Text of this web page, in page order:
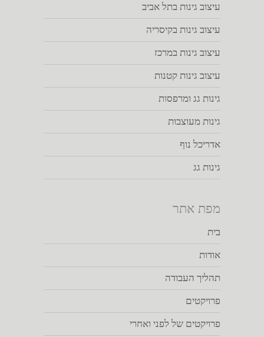
עיצוב גינות בתל אביב
עיצוב גינות בקיסריה
עיצוב גינות במרכז
עיצוב גינות קטנות
גינות גג ומרפסות
גינות מעוצבות
אדריכל נוף
גינות גג
מפת אתר
בית
אודות
תהליך העבודה
פרויקטים
פרויקטים של לפני ואחרי